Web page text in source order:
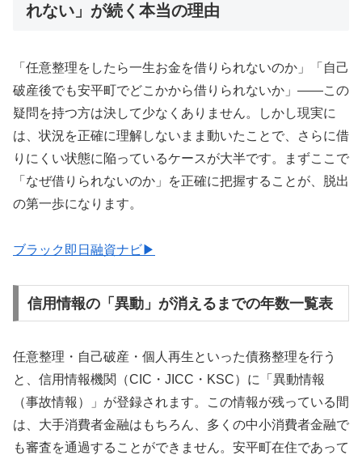
れない」が続く本当の理由
「任意整理をしたら一生お金を借りられないのか」「自己
破産後でも安平町でどこかから借りられないか」——この
疑問を持つ方は決して少なくありません。しかし現実に
は、状況を正確に理解しないまま動いたことで、さらに借
りにくい状態に陥っているケースが大半です。まずここで
「なぜ借りられないのか」を正確に把握することが、脱出
の第一歩になります。
ブラック即日融資ナビ▶
信用情報の「異動」が消えるまでの年数一覧表
任意整理・自己破産・個人再生といった債務整理を行う
と、信用情報機関（CIC・JICC・KSC）に「異動情報
（事故情報）」が登録されます。この情報が残っている間
は、大手消費者金融はもちろん、多くの中小消費者金融で
も審査を通過することができません。安平町在住であって